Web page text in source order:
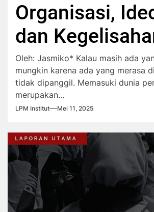
Organisasi,
dan
Mahasiswa
Oleh: Jasmiko* Kalau masih ada
mungkin karena ada yang merasa
tidak dipanggil. Memasuki dunia
merupakan...
LPM Institut Mei 11, 2025